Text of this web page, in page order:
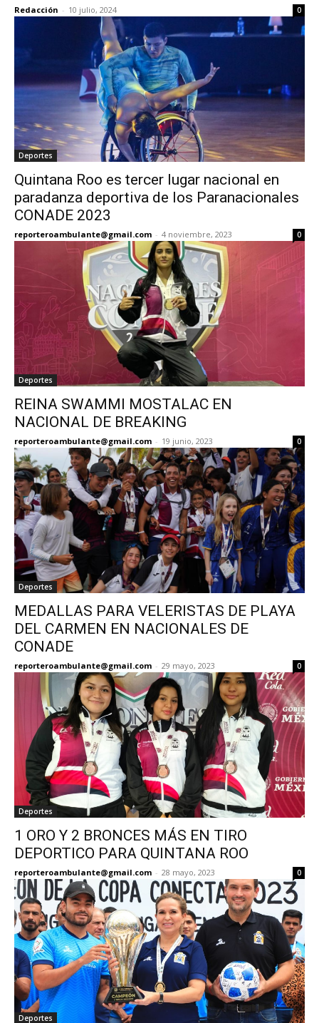
Redacción - 10 julio, 2024 0
Deportes
Quintana Roo es tercer lugar nacional en
paradanza deportiva de los Paranacionales
CONADE 2023
reporteroambulante@gmail.com - 4 noviembre, 2023 0
Deportes
REINA SWAMMI MOSTALAC EN
NACIONAL DE BREAKING
reporteroambulante@gmail.com - 19 junio, 2023 0
Deportes
MEDALLAS PARA VELERISTAS DE PLAYA
DEL CARMEN EN NACIONALES DE
CONADE
reporteroambulante@gmail.com - 29 mayo, 2023 0
Deportes
1 ORO Y 2 BRONCES MÁS EN TIRO
DEPORTICO PARA QUINTANA ROO
reporteroambulante@gmail.com - 28 mayo, 2023 0
Deportes